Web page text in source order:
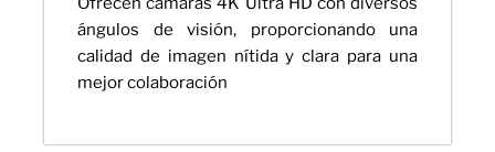
ángulos de visión, proporcionando una
calidad de imagen nítida y clara para una
mejor colaboración